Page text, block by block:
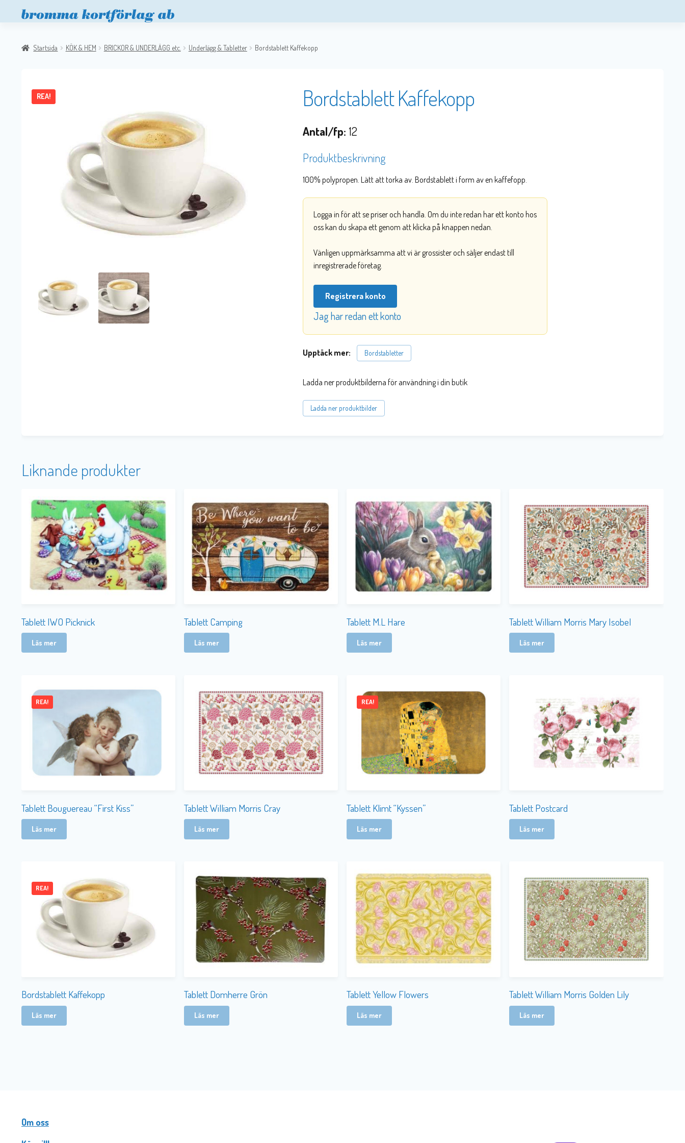
Startsida KÖK & HEM BRICKOR & UNDERLÄGG etc. Underlägg & Tabletter Bordstablett Kaffekopp
REA! Bordstablett Kaffekopp
Antal/fp: 12
Produktbeskrivning
100% polypropen. Lätt att torka av. Bordstablett i form av en kaffefopp.
Logga in för att se priser och handla. Om du inte redan har ett konto hos
oss kan du skapa ett genom att klicka på knappen nedan.
Vänligen uppmärksamma att vi är grossister och säljer endast till
inregistrerade företag.
Registrera konto
Jag har redan ett konto
Upptäck mer: Bordstabletter
Ladda ner produktbilderna för användning i din butik
Ladda ner produktbilder
Liknande produkter
Tablett IWO Picknick
Läs mer
Tablett Camping
Läs mer
Tablett M.L Hare
Läs mer
Tablett William Morris Mary Isobel
Läs mer
Tablett Bouguereau “First Kiss”
REA!
Läs mer
Tablett William Morris Cray
Läs mer
Tablett Klimt “Kyssen”
REA!
Läs mer
Tablett Postcard
Läs mer
Bordstablett Kaffekopp
REA!
Läs mer
Tablett Domherre Grön
Läs mer
Tablett Yellow Flowers
Läs mer
Tablett William Morris Golden Lily
Läs mer
Om oss